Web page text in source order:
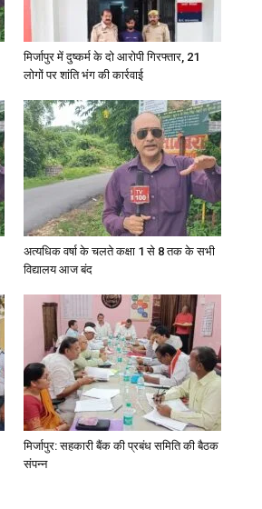
मिर्जापुर में दुष्कर्म के दो आरोपी गिरफ्तार, 21
लोगों पर शांति भंग की कार्रवाई
अत्यधिक वर्षा के चलते कक्षा 1 से 8 तक के सभी
विद्यालय आज बंद
मिर्जापुर: सहकारी बैंक की प्रबंध समिति की बैठक
संपन्न